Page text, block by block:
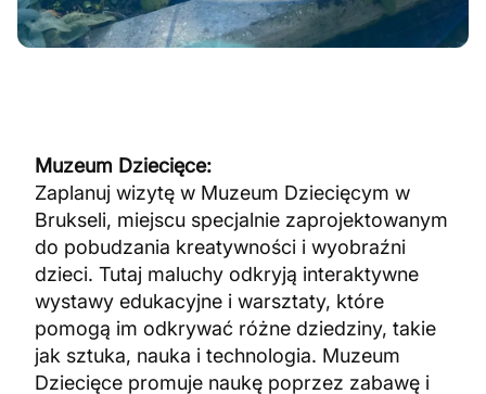
Muzeum Dziecięce:
Zaplanuj wizytę w Muzeum Dziecięcym w
Brukseli, miejscu specjalnie zaprojektowanym
do pobudzania kreatywności i wyobraźni
dzieci. Tutaj maluchy odkryją interaktywne
wystawy edukacyjne i warsztaty, które
pomogą im odkrywać różne dziedziny, takie
jak sztuka, nauka i technologia. Muzeum
Dziecięce promuje naukę poprzez zabawę i